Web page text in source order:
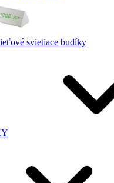
svietiace budíky